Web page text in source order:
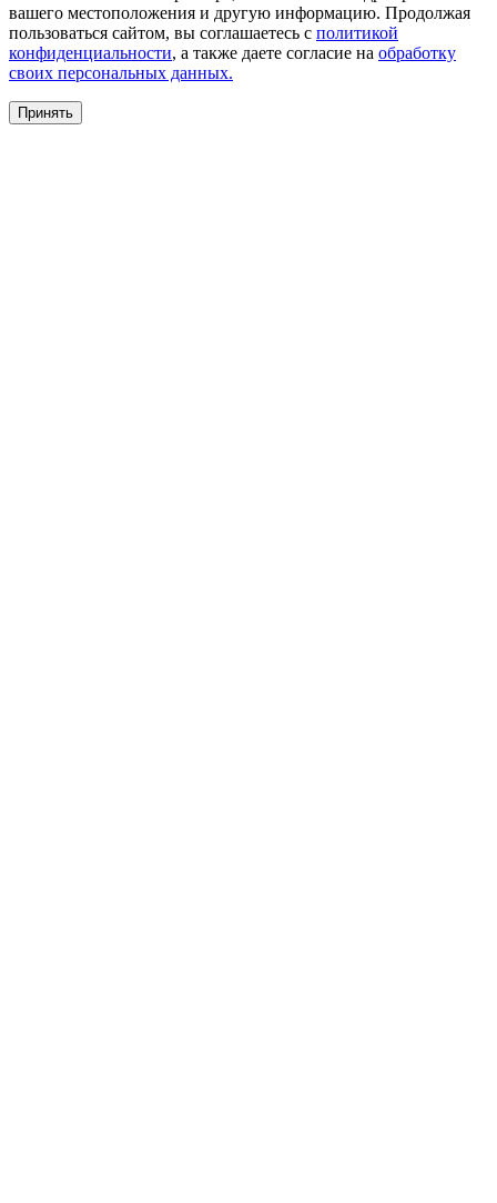
вашего местоположения и другую информацию. Продолжая
пользоваться сайтом, вы соглашаетесь с политикой
конфиденциальности, а также даете согласие на обработку
своих персональных данных.
Принять